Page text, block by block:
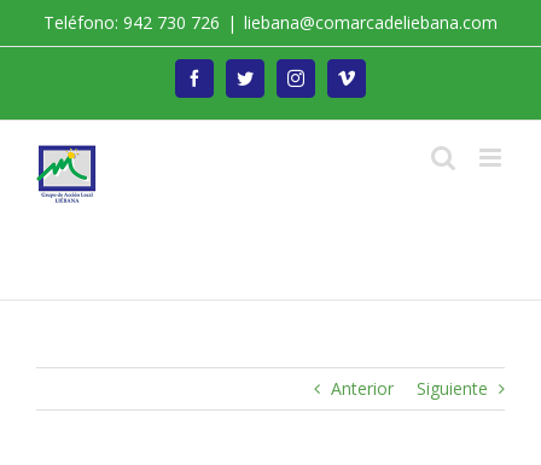
Teléfono: 942 730 726 | liebana@comarcadeliebana.com
FacebookTwitterInstagramVimeo
Anterior Siguiente